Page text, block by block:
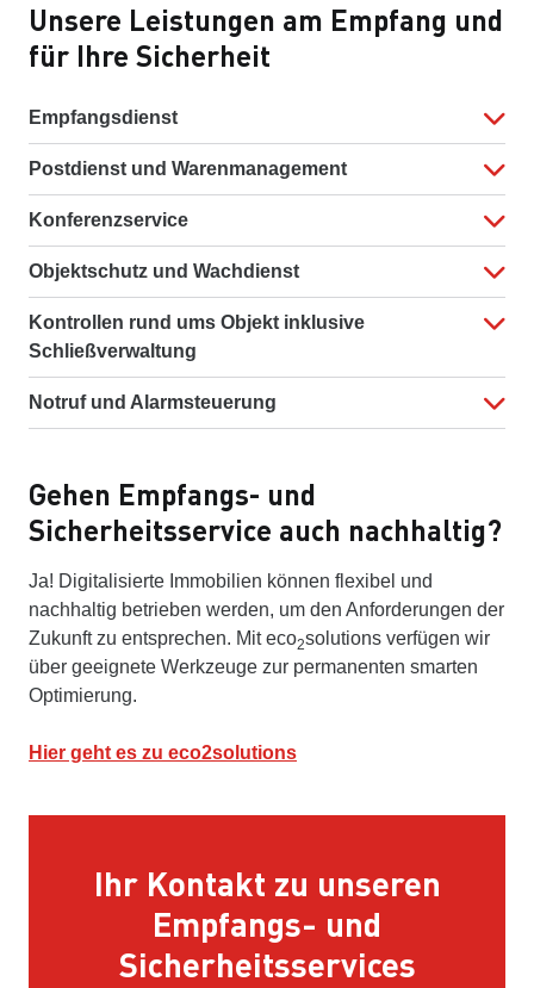
Unsere Leistungen am Empfang und
für Ihre Sicherheit
Empfangsdienst
Postdienst und Warenmanagement
Konferenzservice
Objektschutz und Wachdienst
Kontrollen rund ums Objekt inklusive
Schließverwaltung
Notruf und Alarmsteuerung
Gehen Empfangs- und
Sicherheitsservice auch nachhaltig?
Ja! Digitalisierte Immobilien können flexibel und
nachhaltig betrieben werden, um den Anforderungen der
Zukunft zu entsprechen. Mit eco2solutions verfügen wir
über geeignete Werkzeuge zur permanenten smarten
Optimierung.
Hier geht es zu eco2solutions
Ihr Kontakt zu unseren
Empfangs- und
Sicherheitsservices